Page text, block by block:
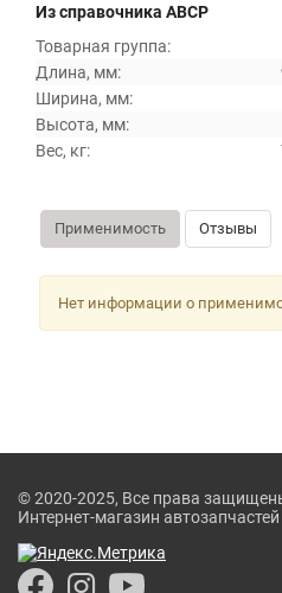
Из справочника ABCP
Товарная группа:
Длина, мм:
Ширина, мм:
Высота, мм:
Вес, кг:
Применимость Отзывы
Нет информации о
© 2020-2025, Все права
Интернет-магазин